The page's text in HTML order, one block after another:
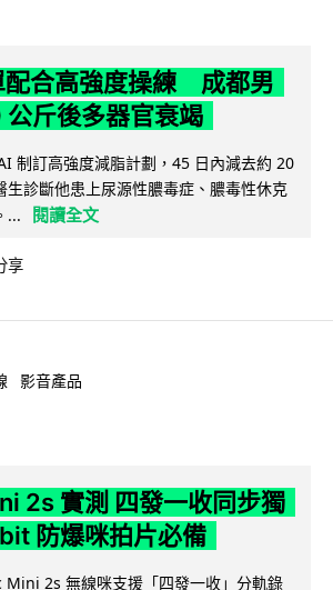
配合高強度操練 成都男
斤後多器官衰竭
制訂高強度減脂計劃，45 日內減去約 20
生診斷他患上尿源性膿毒症、膿毒性休克
...
閱讀全文
享
影音產品
2s 實測 四發一收同步獨
防爆咪拍片必備
Mini 2s 無線咪支援「四發一收」分軌錄